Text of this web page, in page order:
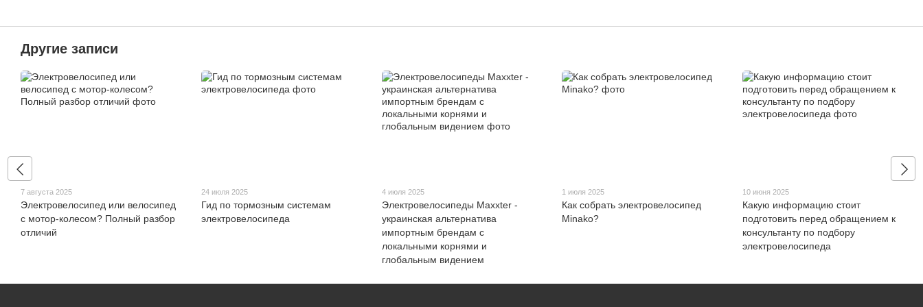
Другие записи
7 августа 2025
Электровелосипед или велосипед
с мотор-колесом? Полный разбор
отличий
24 июля 2025
Гид по тормозным системам
электровелосипеда
4 июля 2025
Электровелосипеды Maxxter -
украинская альтернатива
импортным брендам с
локальными корнями и
глобальным видением
1 июля 2025
Как собрать электровелосипед
Minako?
10 июня 2025
Какую информацию стоит
подготовить перед обращением к
консультанту по подбору
электровелосипеда